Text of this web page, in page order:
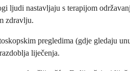
ljudi nastavljaju s terapijom
zdravlju.
pregledima (gdje gledaju
liječenja.